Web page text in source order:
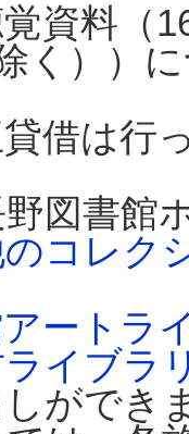
資料（
く））
借は行
図書館
コレク
ートラ
イブラ
ができ